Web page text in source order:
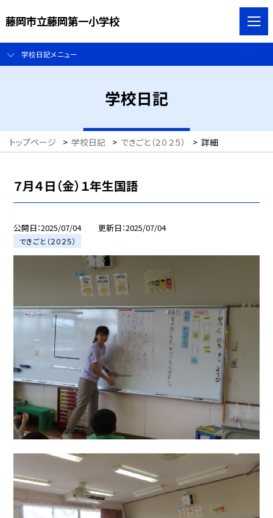
藤岡市立藤岡第一小学校
学校日記メニュー
学校日記
トップページ > 学校日記 > できごと（２０２５） > 詳細
７月４日（金）１年生国語
公開日 2025/07/04 更新日 2025/07/04
できごと（２０２５）